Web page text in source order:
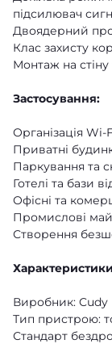
підсилювач
Двоядерний
Клас захисту
Монтаж на
Застосування:
Організація
Приватні
Паркування та
Готелі та бази
Офісні та
Промислові
Створення
Виробник: Cudy
Тип пристрою:
Стандарт